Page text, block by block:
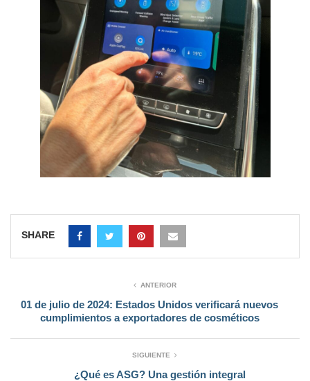
SHARE
ANTERIOR
01 de julio de 2024: Estados Unidos verificará nuevos
cumplimientos a exportadores de cosméticos
SIGUIENTE
¿Qué es ASG? Una gestión integral